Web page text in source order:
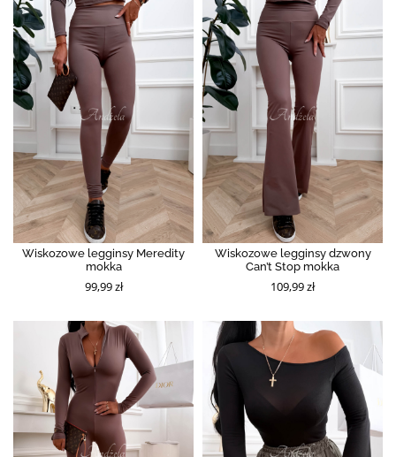
Wiskozowe legginsy Meredity
mokka
99,99 zł
Wiskozowe legginsy dzwony
Can’t Stop mokka
109,99 zł